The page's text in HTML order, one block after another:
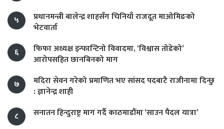
५
प्रधानमन्त्री बालेन्द्र शाहसँग चिनियाँ राजदूत माओमिङको
भेटवार्ता
६
फिफा अध्यक्ष इन्फान्टिनो विवादमा, ‘विश्वास तोडेको’
आरोपसहित छानबिनको माग
७
मदिरा सेवन गरेको प्रमाणित भए सांसद पदबाटै राजीनामा दिन्छु
: ज्ञानेन्द्र शाही
८
सनातन हिन्दुराष्ट्र माग गर्दै काठमाडौंमा ‘साउन पैदल यात्रा’